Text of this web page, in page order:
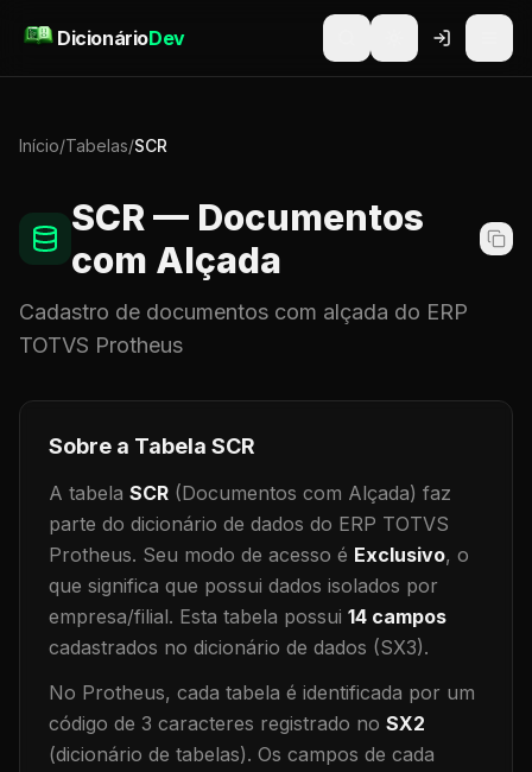
DicionárioDev
Início/Tabelas/SCR
SCR — Documentos
com Alçada
Cadastro de documentos com alçada do ERP
TOTVS Protheus
Sobre a Tabela SCR
A tabela SCR (Documentos com Alçada) faz
parte do dicionário de dados do ERP TOTVS
Protheus. Seu modo de acesso é Exclusivo, o
que significa que possui dados isolados por
empresa/filial. Esta tabela possui 14 campos
cadastrados no dicionário de dados (SX3).
No Protheus, cada tabela é identificada por um
código de 3 caracteres registrado no SX2
(dicionário de tabelas). Os campos de cada